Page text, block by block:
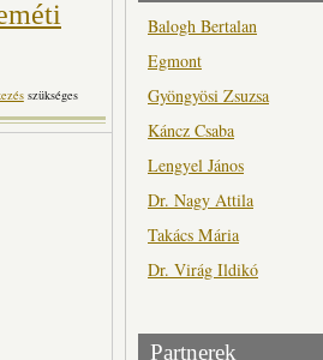
Kecskeméti Animációs
szükséges
Balogh Bertalan
Egmont
Gyöngyösi Zsuzsa
Káncz Csaba
Lengyel János
Dr. Nagy Attila
Takács Mária
Dr. Virág Ildikó
Partnerek